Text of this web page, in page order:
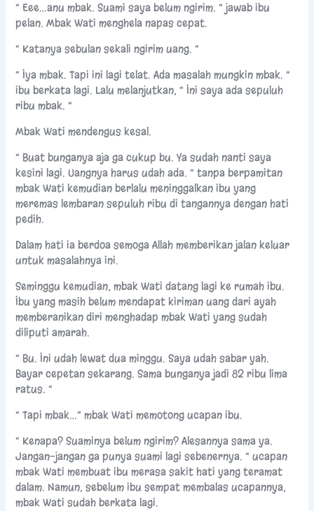
“ Eee…anu mbak. Suami saya belum ngirim. “ jawab ibu
pelan. Mbak Wati menghela napas cepat.
“ Katanya sebulan sekali ngirim uang. “
“ Iya mbak. Tapi ini lagi telat. Ada masalah mungkin mbak. “
ibu berkata lagi. Lalu melanjutkan, “ Ini saya ada sepuluh
ribu mbak. “
Mbak Wati mendengus kesal.
“ Buat bunganya aja ga cukup bu. Ya sudah nanti saya
kesini lagi. Uangnya harus udah ada. “ tanpa berpamitan
mbak Wati kemudian berlalu meninggalkan ibu yang
meremas lembaran sepuluh ribu di tangannya dengan hati
pedih.
Dalam hati ia berdoa semoga Allah memberikan jalan keluar
untuk masalahnya ini.
Seminggu kemudian, mbak Wati datang lagi ke rumah ibu.
Ibu yang masih belum mendapat kiriman uang dari ayah
memberanikan diri menghadap mbak Wati yang sudah
diliputi amarah.
“ Bu. Ini udah lewat dua minggu. Saya udah sabar yah.
Bayar cepetan sekarang. Sama bunganya jadi 82 ribu lima
ratus. “
“ Tapi mbak…” mbak Wati memotong ucapan ibu.
“ Kenapa? Suaminya belum ngirim? Alesannya sama ya.
Jangan-jangan ga punya suami lagi sebenernya. “ ucapan
mbak Wati membuat ibu merasa sakit hati yang teramat
dalam. Namun, sebelum ibu sempat membalas ucapannya,
mbak Wati sudah berkata lagi.